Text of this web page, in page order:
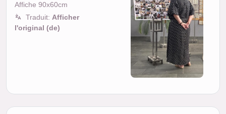
Affiche 90x60cm
Traduit: Afficher
l'original (de)